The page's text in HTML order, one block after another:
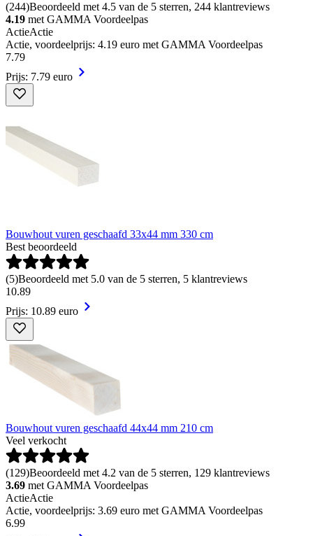
(244)Beoordeeld met 4.5 van de 5 sterren, 244 klantreviews
4.19 met GAMMA Voordeelpas
ActieActie
Actie, voordeelprijs: 4.19 euro met GAMMA Voordeelpas
7.79
Prijs: 7.79 euro
Bouwhout vuren geschaafd 33x44 mm 330 cm
Best beoordeeld
(5)Beoordeeld met 5.0 van de 5 sterren, 5 klantreviews
10.89
Prijs: 10.89 euro
Bouwhout vuren geschaafd 44x44 mm 210 cm
Veel verkocht
(129)Beoordeeld met 4.2 van de 5 sterren, 129 klantreviews
3.69 met GAMMA Voordeelpas
ActieActie
Actie, voordeelprijs: 3.69 euro met GAMMA Voordeelpas
6.99